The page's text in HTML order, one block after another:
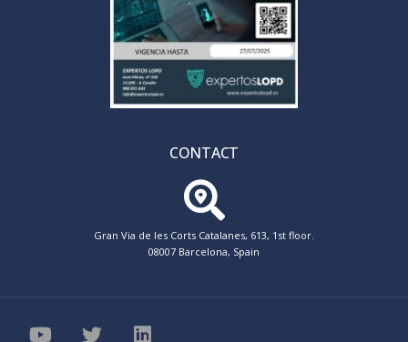
CONTACT
Gran Via de les Corts Catalanes, 613, 1st floor.
08007 Barcelona, Spain